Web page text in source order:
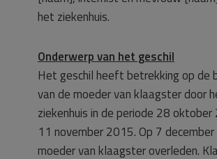
het ziekenhuis.
Onderwerp van het geschil
Het geschil heeft betrekking op de
van de moeder van klaagster door
ziekenhuis in de periode 28
11 november 2015. Op 7
moeder van klaagster overleden.